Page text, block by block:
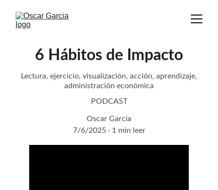
6 Hábitos de Impacto
Lectura, ejercicio, visualización, acción, aprendizaje,
administración económica
PODCAST
Oscar Garcia
7/6/2025
1 min leer